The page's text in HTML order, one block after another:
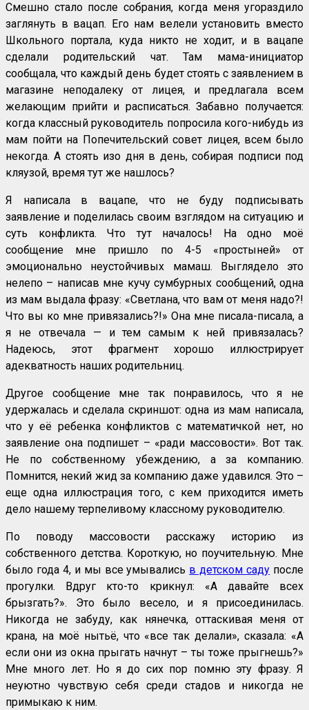
Смешно стало после собрания, когда меня угораздило
заглянуть в вацап. Его нам велели установить вместо
Школьного портала, куда никто не ходит, и в вацапе
сделали родительский чат. Там мама-инициатор
сообщала, что каждый день будет стоять с заявлением в
магазине неподалеку от лицея, и предлагала всем
желающим прийти и расписаться. Забавно получается:
когда классный руководитель попросила кого-нибудь из
мам пойти на Попечительский совет лицея, всем было
некогда. А стоять изо дня в день, собирая подписи под
кляузой, время тут же нашлось?
Я написала в вацапе, что не буду подписывать
заявление и поделилась своим взглядом на ситуацию и
суть конфликта. Что тут началось! На одно моё
сообщение мне пришло по 4-5 «простыней» от
эмоционально неустойчивых мамаш. Выглядело это
нелепо – написав мне кучу сумбурных сообщений, одна
из мам выдала фразу: «Светлана, что вам от меня надо?!
Что вы ко мне привязались?!» Она мне писала-писала, а
я не отвечала — и тем самым к ней привязалась?
Надеюсь, этот фрагмент хорошо иллюстрирует
адекватность наших родительниц.
Другое сообщение мне так понравилось, что я не
удержалась и сделала скриншот: одна из мам написала,
что у её ребенка конфликтов с математичкой нет, но
заявление она подпишет – «ради массовости». Вот так.
Не по собственному убеждению, а за компанию.
Помнится, некий жид за компанию даже удавился. Это –
еще одна иллюстрация того, с кем приходится иметь
дело нашему терпеливому классному руководителю.
По поводу массовости расскажу историю из
собственного детства. Короткую, но поучительную. Мне
было года 4, и мы все умывались в детском саду после
прогулки. Вдруг кто-то крикнул: «А давайте всех
брызгать?». Это было весело, и я присоединилась.
Никогда не забуду, как нянечка, оттаскивая меня от
крана, на моё нытьё, что «все так делали», сказала: «А
если они из окна прыгать начнут – ты тоже прыгнешь?»
Мне много лет. Но я до сих пор помню эту фразу. Я
неуютно чувствую себя среди стадов и никогда не
примыкаю к ним.